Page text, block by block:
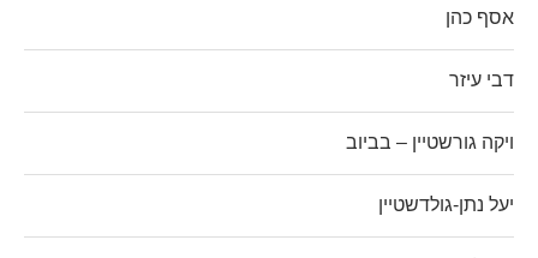
אסף כהן
דבי עיזר
ויקה גורשטיין – בביוב
יעל נתן-גולדשטיין